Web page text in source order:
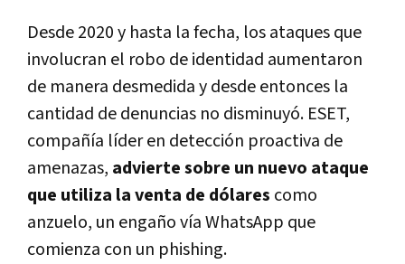
Desde 2020 y hasta la fecha, los ataques que
involucran el robo de identidad aumentaron
de manera desmedida y desde entonces la
cantidad de denuncias no disminuyó. ESET,
compañía líder en detección proactiva de
amenazas, advierte sobre un nuevo ataque
que utiliza la venta de dólares como
anzuelo, un engaño vía WhatsApp que
comienza con un phishing.